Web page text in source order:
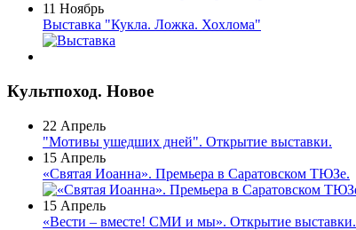
11 Ноябрь
Выставка "Кукла. Ложка. Хохлома"
Культпоход. Новое
22 Апрель
"Мотивы ушедших дней". Открытие выставки.
15 Апрель
«Святая Иоанна». Премьера в Саратовском ТЮЗе.
15 Апрель
«Вести – вместе! СМИ и мы». Открытие выставки.